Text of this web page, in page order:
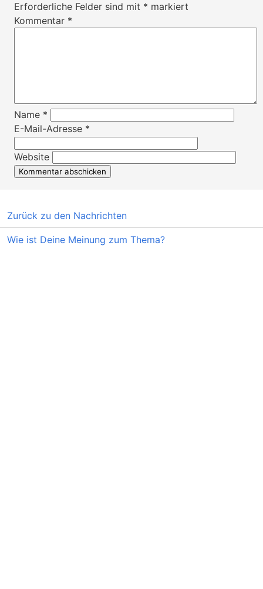
Erforderliche Felder sind mit * markiert
Kommentar *
Name *
E-Mail-Adresse *
Website
Zurück zu den Nachrichten
Wie ist Deine Meinung zum Thema?